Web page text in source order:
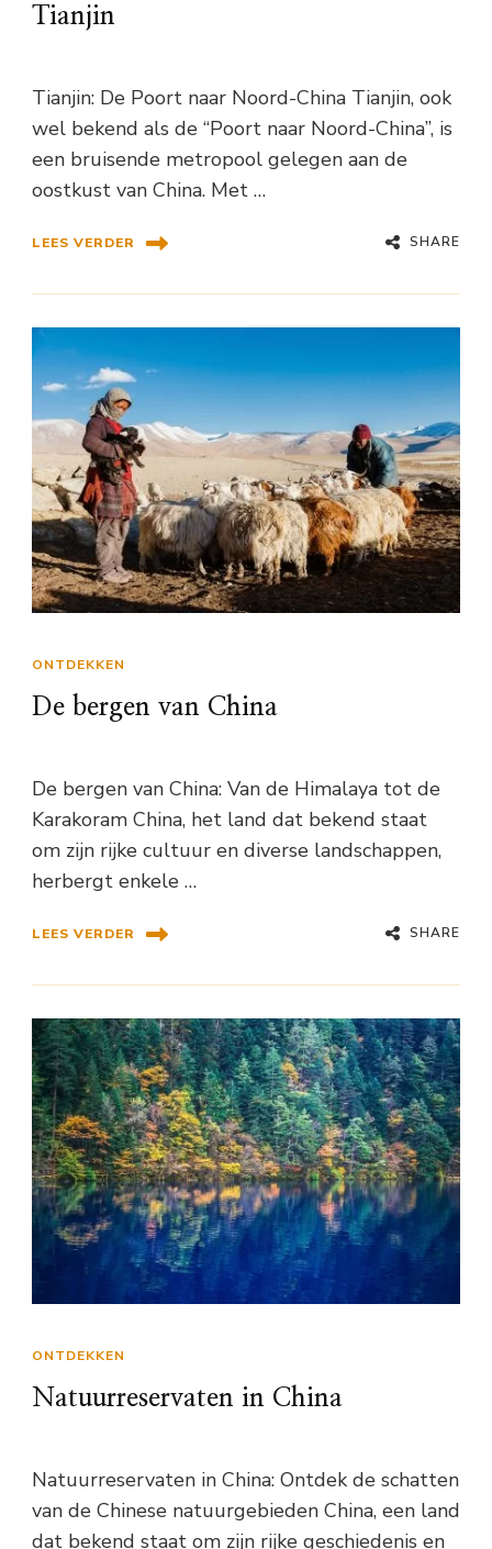
Tianjin
Tianjin: De Poort naar Noord-China Tianjin, ook
wel bekend als de “Poort naar Noord-China”, is
een bruisende metropool gelegen aan de
oostkust van China. Met …
LEES VERDER SHARE
ONTDEKKEN
De bergen van China
De bergen van China: Van de Himalaya tot de
Karakoram China, het land dat bekend staat
om zijn rijke cultuur en diverse landschappen,
herbergt enkele …
LEES VERDER SHARE
ONTDEKKEN
Natuurreservaten in China
Natuurreservaten in China: Ontdek de schatten
van de Chinese natuurgebieden China, een land
dat bekend staat om zijn rijke geschiedenis en